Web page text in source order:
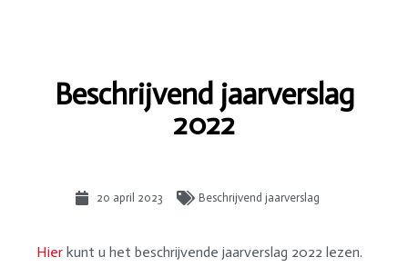
Beschrijvend jaarverslag
2022
20 april 2023 Beschrijvend jaarverslag
Hier kunt u het beschrijvende jaarverslag 2022 lezen.